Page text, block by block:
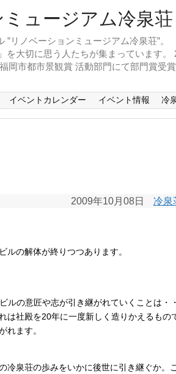
リノベーションミュージアム冷泉荘”
大切に思う人たちが集まっています
岡市都市景観賞 活動部門にて部門賞受
イベントカレンダー イベント情報 冷
2009年10月08日 冷泉
ルの解体が終りつつあります。
ルの意匠や志が引き継がれていくことは・
は社殿を20年に一度新しく造りかえるもの
れます。
冷泉荘の歩みをいかに後世に引き継ぐか。